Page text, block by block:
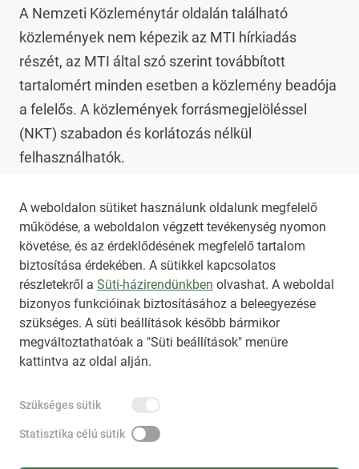
A weboldalon sütiket használunk oldalunk megfelelő
működése, a weboldalon végzett tevékenység nyomon
követése, és az érdeklődésének megfelelő tartalom
biztosítása érdekében. A sütikkel kapcsolatos
részletekről a Süti-házirendünkben olvashat. A weboldal
bizonyos funkcióinak biztosításához a beleegyezése
szükséges. A süti beállítások később bármikor
megváltoztathatóak a "Süti beállítások" menüre
kattintva az oldal alján.
Szükséges sütik
Statisztika célú sütik
A Nemzeti Közleménytár oldalán található
közlemények nem képezik az MTI hírkiadás
részét, az MTI által szó szerint továbbított
tartalomért minden esetben a közlemény beadója
a felelős. A közlemények forrásmegjelöléssel
(NKT) szabadon és korlátozás nélkül
felhasználhatók.
Az NKT szolgáltatással kapcsolatban további
információt az nkt@dunamsz.hu elektronikus
levelező címen kaphat.
HIRADO.HU MEDIAKLIKK.HU
M4SPORT.HU NEMZETISPORT.HU
NEMZETI KÖZLEMÉNYTÁR MEGRENDELÉS
AKADÁLYMENTESÍTÉSI NYILATKOZAT